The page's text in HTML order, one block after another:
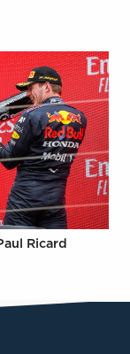
Ricard